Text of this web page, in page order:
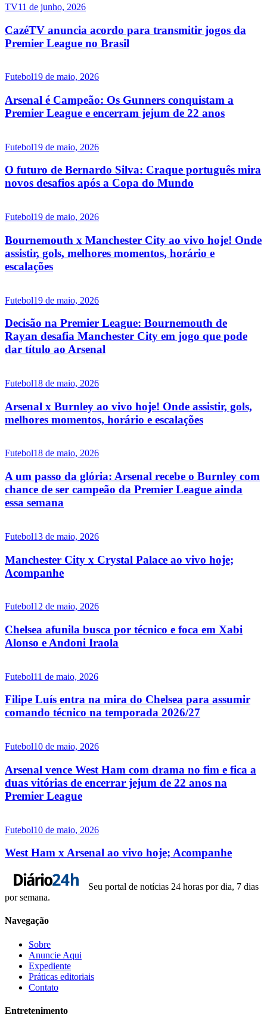
TV11 de junho, 2026
CazéTV anuncia acordo para transmitir jogos da
Premier League no Brasil
Futebol19 de maio, 2026
Arsenal é Campeão: Os Gunners conquistam a
Premier League e encerram jejum de 22 anos
Futebol19 de maio, 2026
O futuro de Bernardo Silva: Craque português mira
novos desafios após a Copa do Mundo
Futebol19 de maio, 2026
Bournemouth x Manchester City ao vivo hoje! Onde
assistir, gols, melhores momentos, horário e
escalações
Futebol19 de maio, 2026
Decisão na Premier League: Bournemouth de
Rayan desafia Manchester City em jogo que pode
dar título ao Arsenal
Futebol18 de maio, 2026
Arsenal x Burnley ao vivo hoje! Onde assistir, gols,
melhores momentos, horário e escalações
Futebol18 de maio, 2026
A um passo da glória: Arsenal recebe o Burnley com
chance de ser campeão da Premier League ainda
essa semana
Futebol13 de maio, 2026
Manchester City x Crystal Palace ao vivo hoje;
Acompanhe
Futebol12 de maio, 2026
Chelsea afunila busca por técnico e foca em Xabi
Alonso e Andoni Iraola
Futebol11 de maio, 2026
Filipe Luís entra na mira do Chelsea para assumir
comando técnico na temporada 2026/27
Futebol10 de maio, 2026
Arsenal vence West Ham com drama no fim e fica a
duas vitórias de encerrar jejum de 22 anos na
Premier League
Futebol10 de maio, 2026
West Ham x Arsenal ao vivo hoje; Acompanhe
Seu portal de notícias 24 horas por dia, 7 dias
por semana.
Navegação
Sobre
Anuncie Aqui
Expediente
Práticas editoriais
Contato
Entretenimento